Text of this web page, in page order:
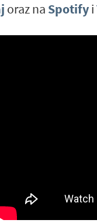
oraz na Spotifyi